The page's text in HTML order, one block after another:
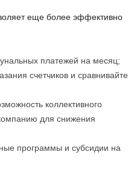
еще более эффективно
платежей на месяц;
счетчиков и сравнивайте
коллективного
для снижения
программы и субсидии на